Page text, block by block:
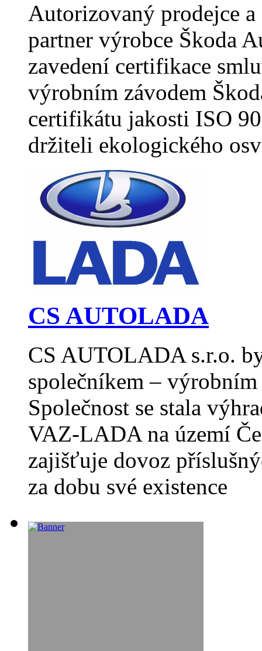
Autorizovaný prodejce
partner výrobce Škoda
zavedení certifikace
výrobním závodem
certifikátu jakosti ISO
držiteli ekologického
CS AUTOLADA
CS AUTOLADA s.r.o.
společníkem –
Společnost se stala
VAZ-LADA na území
zajišťuje dovoz
za dobu své existence